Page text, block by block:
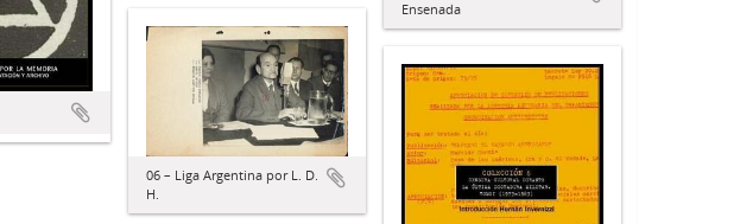
Ensenada
06 – Liga Argentina por L. D.
H.